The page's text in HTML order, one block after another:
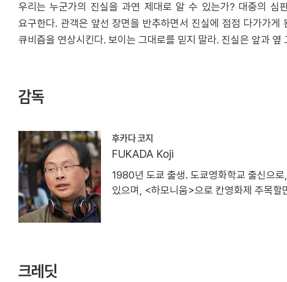
우리는 누군가의 진실을 과연 제대로 알 수 있는가? 대중의 심
요구한다. 관객은 앞선 장면을 반추하면서 진실에 점점 다가가
큐비즘을 연상시킨다. 보이는 그대로를 믿지 말라. 진실은 앞과
감독
후카다 코지
FUKADA Koji
1980년 도쿄 출생. 도쿄영화학교 출신으
있으며, <하모니움>으로 칸영화제 주목할
크레딧